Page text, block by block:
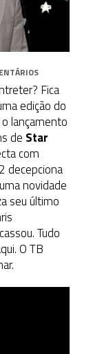
Fica
edição do
lançamento
de Star
com
decepciona
novidade
seu último
Tudo
O TB